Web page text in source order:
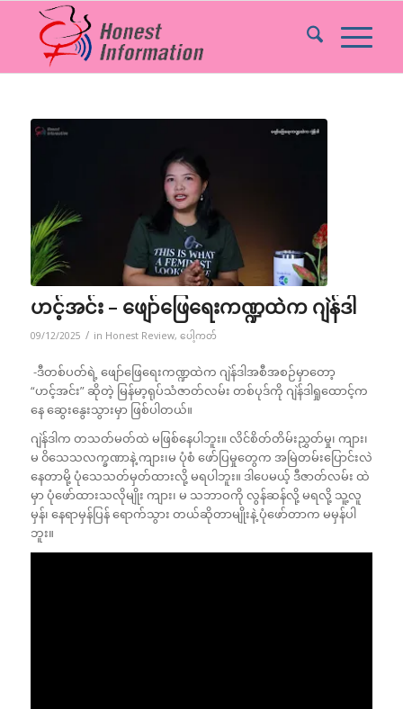
ဟင့်အင်း – ဖျော်ဖြေရေးကဏ္ဍထဲက ဂျဲန်ဒါ
09/12/2025 / in Honest Review, ပေါ့ကတ်
-ဒီတစ်ပတ်ရဲ့ ဖျော်ဖြေရေးကဏ္ဍထဲက ဂျဲန်ဒါအစီအစဉ်မှာတော့
“ဟင့်အင်း” ဆိုတဲ့ မြန်မာ့ရုပ်သံဇာတ်လမ်း တစ်ပုဒ်ကို ဂျဲန်ဒါရှုထောင့်က
နေ ဆွေးနွေးသွားမှာ ဖြစ်ပါတယ်။
ဂျဲန်ဒါက တသတ်မတ်ထဲ မဖြစ်နေပါဘူး။ လိင်စိတ်တိမ်းညွှတ်မှု၊ ကျား၊
မ ၀ိသေသလက္ခဏာနဲ့ ကျား၊မ ပုံစံ ဖော်ပြမှုတွေက အမြဲတမ်းပြောင်းလဲ
နေတာမို့ ပုံသေသတ်မှတ်ထားလို့ မရပါဘူး။ ဒါပေမယ့် ဒီဇာတ်လမ်း ထဲ
မှာ ပုံဖော်ထားသလိုမျိုး ကျား၊ မ သဘာဝကို လွန်ဆန်လို့ မရလို့ သူ့လူ
မှန်၊ နေရာမှန်ပြန် ရောက်သွား တယ်ဆိုတာမျိုးနဲ့ ပုံဖော်တာက မမှန်ပါ
ဘူး။